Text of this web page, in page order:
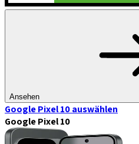
Ansehen
Google Pixel 10auswählen
Google Pixel 10